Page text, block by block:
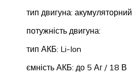
тип двигуна: акумуляторний
потужність двигуна:
тип АКБ: Li-Ion
ємність АКБ: до 5 Аг / 18 В